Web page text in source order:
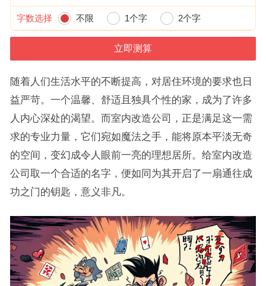
字数选择 不限 1个字 2个字
随着人们生活水平的不断提高，对居住环境的要求也日
益严苛。一个温馨、舒适且独具个性的家，成为了许多
人内心深处的渴望。而室内改造公司，正是满足这一需
求的专业力量，它们宛如魔法之手，能将原本平淡无奇
的空间，变幻成令人眼前一亮的理想居所。给室内改造
公司取一个合适的名字，便如同为其开启了一扇通往成
功之门的钥匙，意义非凡。